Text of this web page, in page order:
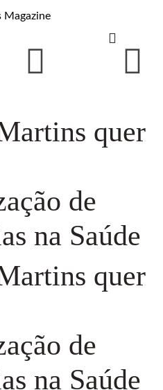
quer
de
na Saúde
quer
de
na Saúde